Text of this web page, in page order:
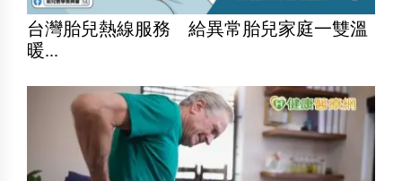
台灣胎兒熱線服務 給異常胎兒家庭一雙溫
暖...